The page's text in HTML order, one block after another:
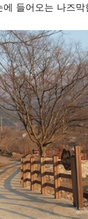
들어오는 나즈